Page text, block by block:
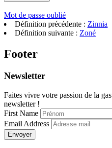
Mot de passe oublié
Définition précédente : Zinnia
Définition suivante : Zoné
Footer
Newsletter
Faites vivre votre passion de la
newsletter !
First Name
Email Address
Envoyer